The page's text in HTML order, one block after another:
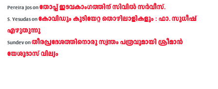
Pereira Josonതോപ്പ് ഇടവകാംഗത്തിന് സിവിൽ സർവീസ്.
S. Yesudasonകോവിഡും കുടിയേറ്റ തൊഴിലാളികളും : ഫാ. സുധീഷ്
എഴുതുന്നു
Sundevonതീരപ്രദേശത്തിനൊരു സ്വന്തം പത്രവുമായി ശ്രീമാന്‍
യേശുദാസ് വില്യം